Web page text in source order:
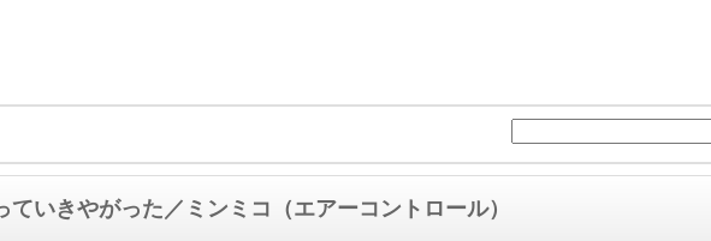
ていきやがった／ミンミコ（エアーコントロール）